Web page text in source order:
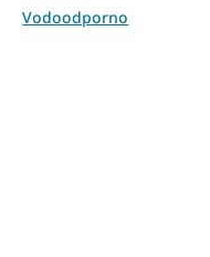
Vodoodporno